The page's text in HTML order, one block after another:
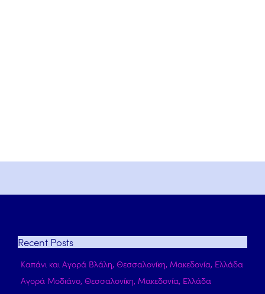
Recent Posts
Καπάνι και Αγορά Βλάλη, Θεσσαλονίκη, Μακεδονία, Ελλάδα
Αγορά Μοδιάνο, Θεσσαλονίκη, Μακεδονία, Ελλάδα